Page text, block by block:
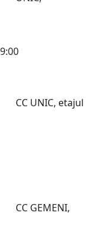
CC UNIC, etajul
CC GEMENI,